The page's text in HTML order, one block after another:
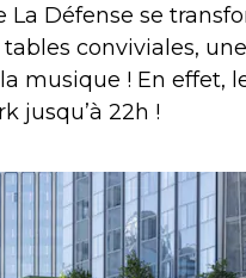
La Défense se
conviviales,
musique ! En effet,
jusqu’à 22h !